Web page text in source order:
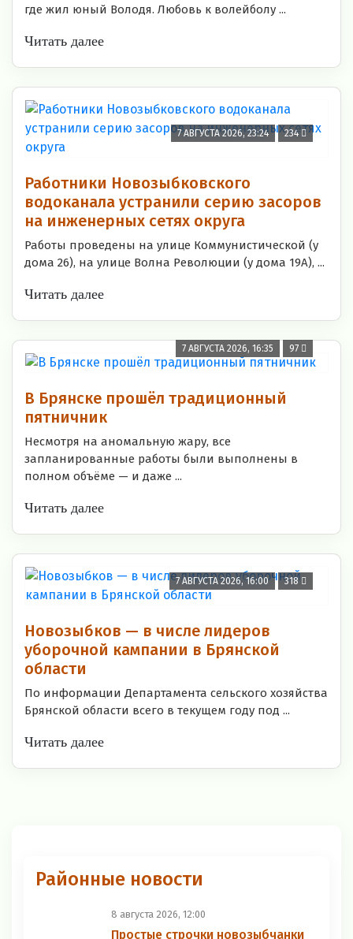
где жил юный Володя. Любовь к волейболу ...
Читать далее
7 АВГУСТА 2026, 23:24 234
Работники Новозыбковского
водоканала устранили серию засоров
на инженерных сетях округа
Работы проведены на улице Коммунистической (у
дома 26), на улице Волна Революции (у дома 19А), ...
Читать далее
7 АВГУСТА 2026, 16:35 97
В Брянске прошёл традиционный
пятничник
Несмотря на аномальную жару, все
запланированные работы были выполнены в
полном объёме — и даже ...
Читать далее
7 АВГУСТА 2026, 16:00 318
Новозыбков — в числе лидеров
уборочной кампании в Брянской
области
По информации Департамента сельского хозяйства
Брянской области всего в текущем году под ...
Читать далее